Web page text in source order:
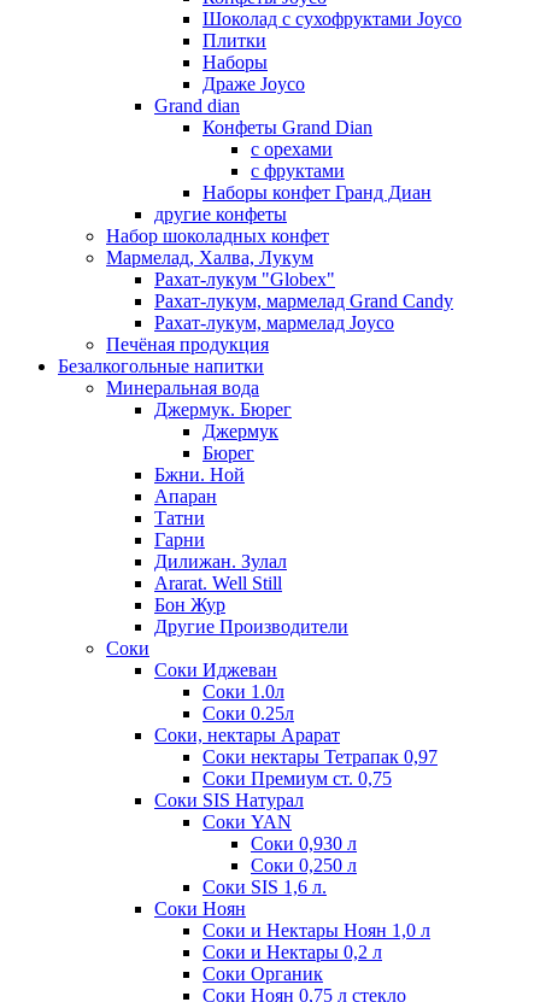
Шоколад с сухофруктами Joyco
Плитки
Наборы
Драже Joyco
Grand dian
Конфеты Grand Dian
с орехами
с фруктами
Наборы конфет Гранд Диан
другие конфеты
Набор шоколадных конфет
Мармелад, Халва, Лукум
Рахат-лукум "Globex"
Рахат-лукум, мармелад Grand Candy
Рахат-лукум, мармелад Joyco
Печёная продукция
Безалкогольные напитки
Минеральная вода
Джермук. Бюрег
Джермук
Бюрег
Бжни. Ной
Апаран
Татни
Гарни
Дилижан. Зулал
Ararat. Well Still
Бон Жур
Другие Производители
Соки
Соки Иджеван
Соки 1.0л
Соки 0.25л
Соки, нектары Арарат
Соки нектары Тетрапак 0,97
Соки Премиум ст. 0,75
Соки SIS Натурал
Соки YAN
Соки 0,930 л
Соки 0,250 л
Соки SIS 1,6 л.
Соки Ноян
Соки и Нектары Ноян 1,0 л
Соки и Нектары 0,2 л
Соки Органик
Соки Ноян 0,75 л стекло